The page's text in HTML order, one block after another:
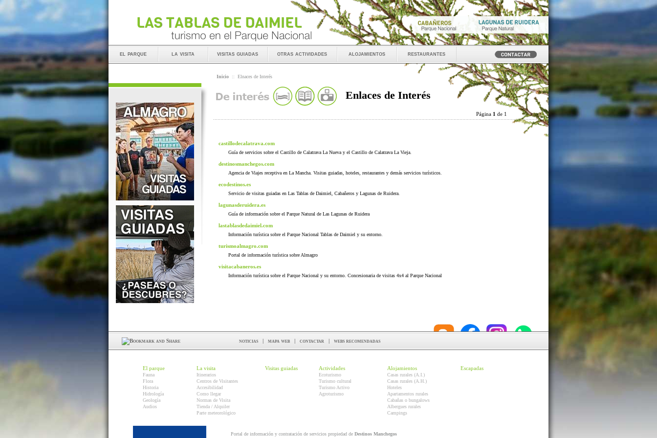
el parque la visita visitas guiadas otras actividades alojamientos restaurantes
Inicio :: Elnaces de Interés
Enlaces de Interés
Página 1 de 1
castillodecalatrava.com
Guía de servicios sobre el Castillo de Calatrava La Nueva y el Castillo de Calatrava La Vieja.
destinosmanchegos.com
Agencia de Viajes receptiva en La Mancha. Visitas guiadas, hoteles, restaurantes y demás servicios turísticos.
ecodestinos.es
Servicio de visitas guiadas en Las Tablas de Daimiel, Cabañeros y Lagunas de Ruidera.
lagunasderuidera.es
Guía de información sobre el Parque Natural de Las Lagunas de Ruidera
lastablasdedaimiel.com
Información turística sobre el Parque Nacional Tablas de Daimiel y su entorno.
turismoalmagro.com
Portal de información turística sobre Almagro
visitacabaneros.es
Información turística sobre el Parque Nacional y su entorno. Concesionaria de visitas 4x4 al Parque Nacional
noticias | mapa web | contactar | webs recomendadas
El parque
Fauna
Flora
Historia
Hidrología
Geología
Audios
La visita
Itinerarios
Centros de Visitantes
Accesibilidad
Como llegar
Normas de Visita
Tienda / Alquiler
Parte meteorológico
Visitas guiadas Actividades
Ecoturismo
Turismo cultural
Turismo Activo
Agroturismo
Alojamientos
Casas rurales (A.I.)
Casas rurales (A.H.)
Hoteles
Apartamentos rurales
Cabañas o bungalows
Albergues rurales
Campings
Escapadas
Portal de información y contratación de servicios propiedad de Destinos Manchegos